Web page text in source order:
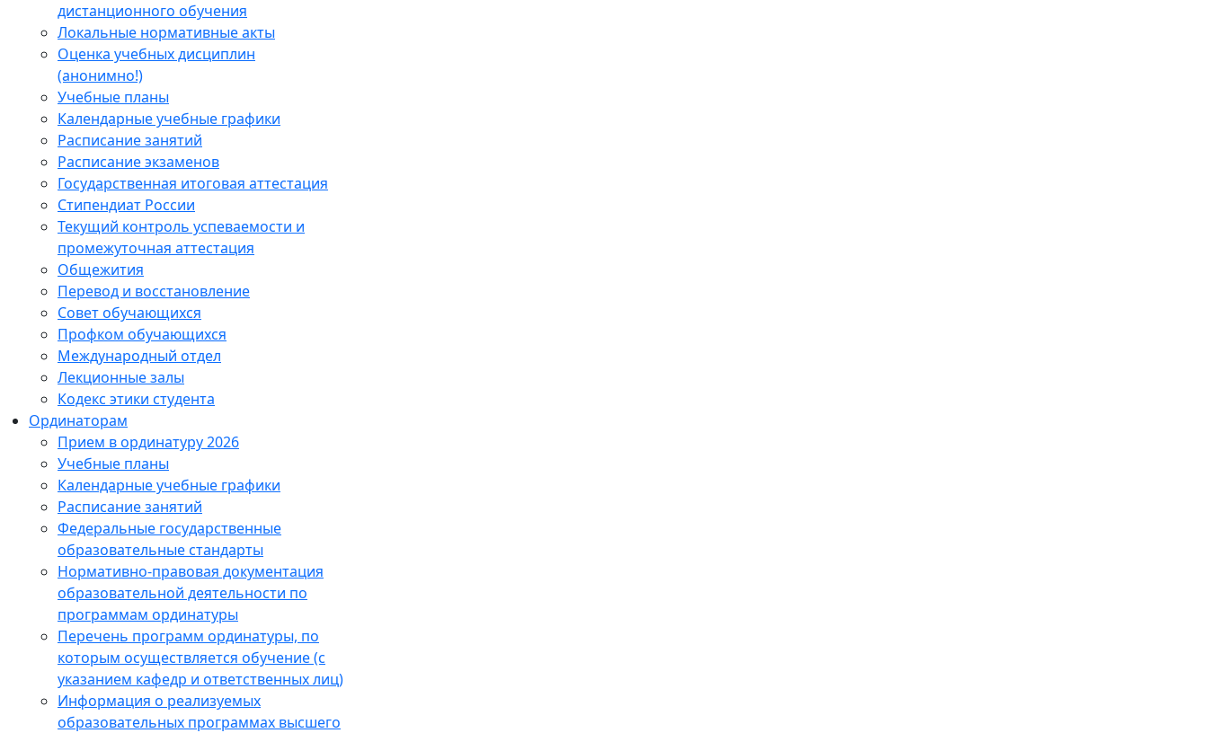
дистанционного обучения
Локальные нормативные акты
Оценка учебных дисциплин
(анонимно!)
Учебные планы
Календарные учебные графики
Расписание занятий
Расписание экзаменов
Государственная итоговая аттестация
Стипендиат России
Текущий контроль успеваемости и
промежуточная аттестация
Общежития
Перевод и восстановление
Совет обучающихся
Профком обучающихся
Международный отдел
Лекционные залы
Кодекс этики студента
Ординаторам
Прием в ординатуру 2026
Учебные планы
Календарные учебные графики
Расписание занятий
Федеральные государственные
образовательные стандарты
Нормативно-правовая документация
образовательной деятельности по
программам ординатуры
Перечень программ ординатуры, по
которым осуществляется обучение (с
указанием кафедр и ответственных лиц)
Информация о реализуемых
образовательных программах высшего